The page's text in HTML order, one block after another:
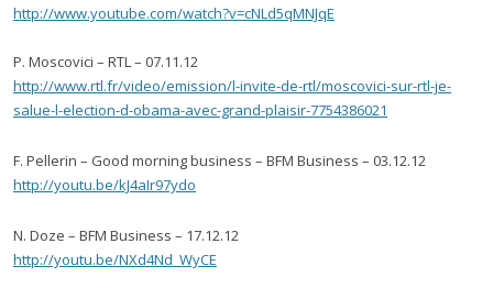
http://www.youtube.com/watch?v=cNLd5qMNJqE
P. Moscovici – RTL – 07.11.12
http://www.rtl.fr/video/emission/l-invite-de-rtl/moscovici-sur-rtl-je-
salue-l-election-d-obama-avec-grand-plaisir-7754386021
F. Pellerin – Good morning business – BFM Business – 03.12.12
http://youtu.be/kJ4aIr97ydo
N. Doze – BFM Business – 17.12.12
http://youtu.be/NXd4Nd_WyCE